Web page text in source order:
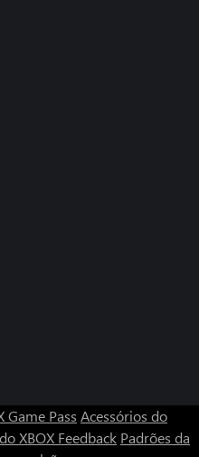
Game Pass Acessórios do
XBOX Feedback Padrões da